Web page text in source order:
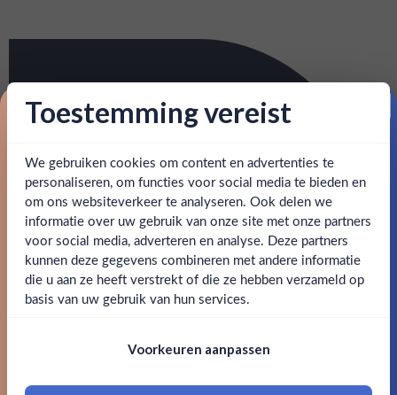
Ben jij 18 jaar of ouder?
Ja Nee
18 jaar of ouder zijn
Toestemming vereist
We gebruiken cookies om content en advertenties te
personaliseren, om functies voor social media te bieden en
om ons websiteverkeer te analyseren. Ook delen we
informatie over uw gebruik van onze site met onze partners
voor social media, adverteren en analyse. Deze partners
kunnen deze gegevens combineren met andere informatie
die u aan ze heeft verstrekt of die ze hebben verzameld op
basis van uw gebruik van hun services.
Voorkeuren aanpassen
Proost op je eerste korting!
Schrijf je in en ontvang direct 5% korting op je eerste
bestelling.
Email
Claim mijn korting